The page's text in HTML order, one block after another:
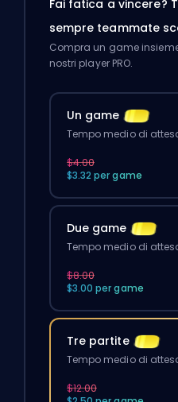
Fai fatica a vincere?
sempre teammate
Compra un game
nostri player PRO.
Un game
Tempo medio di
$4.00
$3.32 per game
Due game
Tempo medio di
$8.00
$3.00 per game
Tre partite
Tempo medio di
$12.00